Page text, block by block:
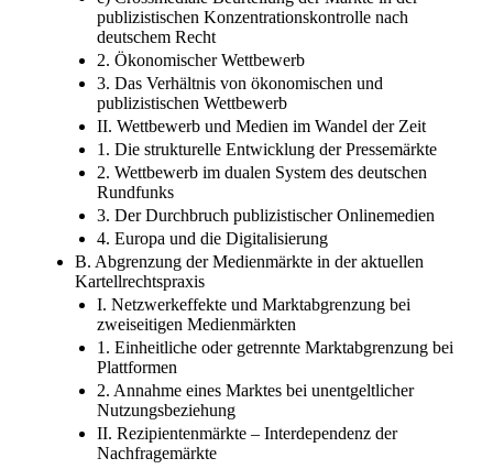
c) Crossmediale Beurteilung der Märkte in der
publizistischen Konzentrationskontrolle nach
deutschem Recht
2. Ökonomischer Wettbewerb
3. Das Verhältnis von ökonomischen und
publizistischen Wettbewerb
II. Wettbewerb und Medien im Wandel der Zeit
1. Die strukturelle Entwicklung der Pressemärkte
2. Wettbewerb im dualen System des deutschen
Rundfunks
3. Der Durchbruch publizistischer Onlinemedien
4. Europa und die Digitalisierung
B. Abgrenzung der Medienmärkte in der aktuellen
Kartellrechtspraxis
I. Netzwerkeffekte und Marktabgrenzung bei
zweiseitigen Medienmärkten
1. Einheitliche oder getrennte Marktabgrenzung bei
Plattformen
2. Annahme eines Marktes bei unentgeltlicher
Nutzungsbeziehung
II. Rezipientenmärkte – Interdependenz der